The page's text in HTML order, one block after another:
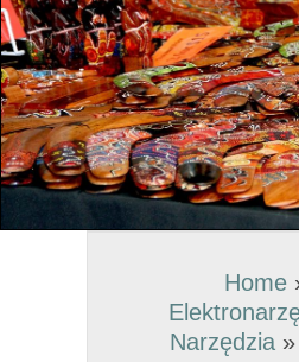
Home
Narzędzia»